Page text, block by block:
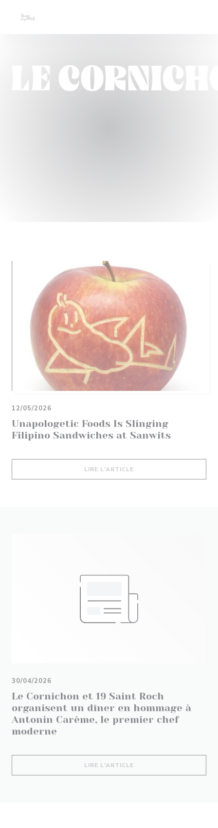
Unapologetic Foods Is Slinging
Filipino Sandwiches at Sanwits
12/05/2026
LIRE L'ARTICLE
Le Cornichon et 19 Saint Roch
organisent un dîner en hommage à
Antonin Carême, le premier chef
moderne
30/04/2026
LIRE L'ARTICLE